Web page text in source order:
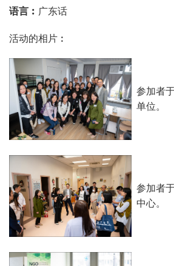
语言︰ 广东话
活动的相片︰
参加者
单位。
参加者
中心。